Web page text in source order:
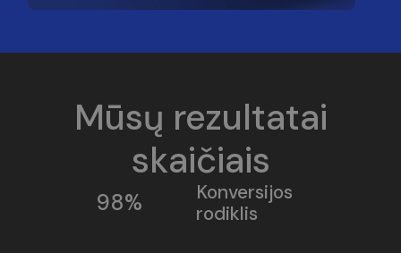
Mūsų rezultatai
skaičiais
98%
Konversijos
rodiklis